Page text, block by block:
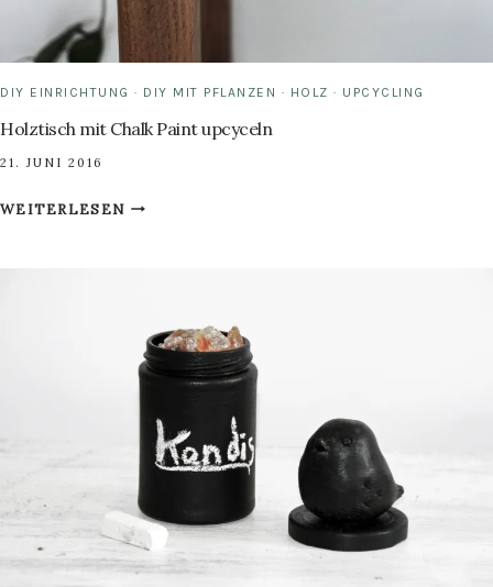
DIY EINRICHTUNG · DIY MIT PFLANZEN · HOLZ · UPCYCLING
Holztisch mit Chalk Paint upcyceln
21. JUNI 2016
WEITERLESENHOLZTISCH